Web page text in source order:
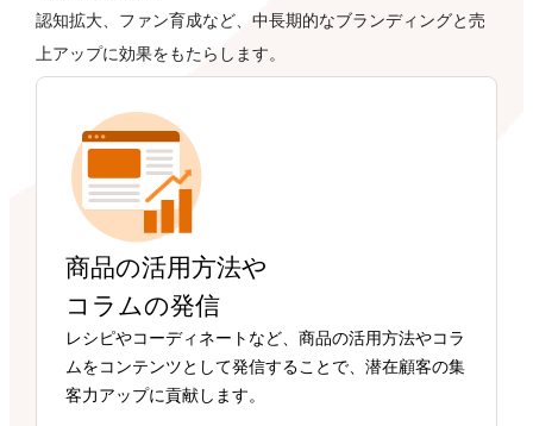
認知拡大、ファン育成など、中長期的なブランディングと売
上アップに効果をもたらします。
商品の活用方法や
コラムの発信
レシピやコーディネートなど、商品の活用方法やコラ
ムをコンテンツとして発信することで、潜在顧客の集
客力アップに貢献します。